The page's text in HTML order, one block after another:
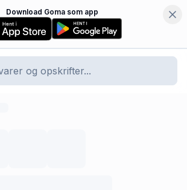
Download Goma som app